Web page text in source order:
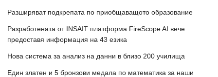
Разширяват подкрепата по приобщаващото образование
Разработената от INSAIT платформа FireScope AI вече
предоставя информация на 43 езика
Нова система за анализ на данни в близо 200 училища
Един златен и 5 бронзови медала по математика за наши